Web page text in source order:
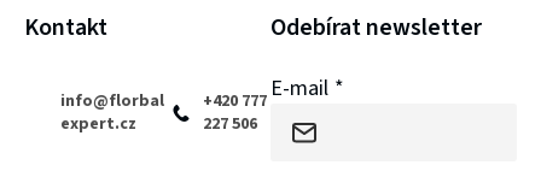
Kontakt
info@florbal
expert.cz
+420 777
227 506
Odebírat newsletter
E-mail